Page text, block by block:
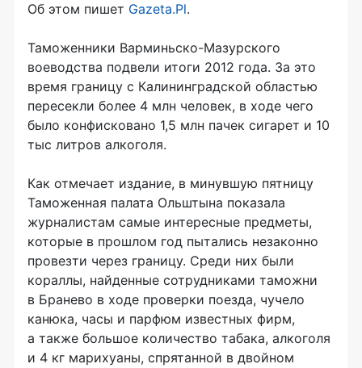
Об этом пишет Gazeta.Pl.
Таможенники Варминьско-Мазурского
воеводства подвели итоги 2012 года. За это
время границу с Калининградской областью
пересекли более 4 млн человек, в ходе чего
было конфисковано 1,5 млн пачек сигарет и 10
тыс литров алкоголя.
Как отмечает издание, в минувшую пятницу
Таможенная палата Ольштына показала
журналистам самые интересные предметы,
которые в прошлом год пытались незаконно
провезти через границу. Среди них были
кораллы, найденные сотрудниками таможни
в Бранево в ходе проверки поезда, чучело
канюка, часы и парфюм известных фирм,
а также большое количество табака, алкоголя
и 4 кг марихуаны, спрятанной в двойном